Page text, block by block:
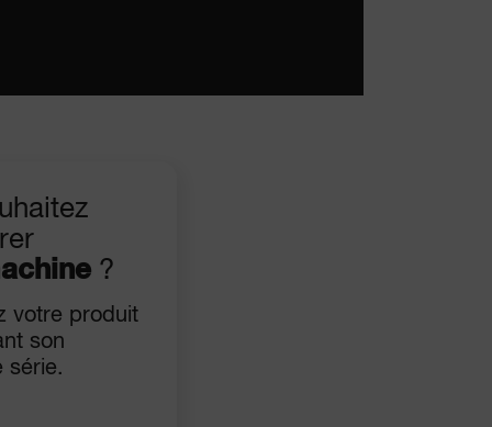
?
votre produit
son
série.